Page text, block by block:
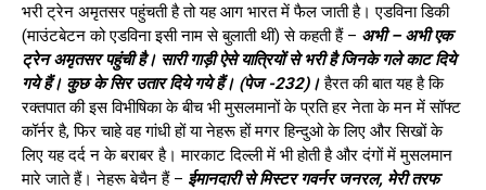
भरी ट्रेन अमृतसर पहुंचती है तो यह आग भारत में फैल जाती है। एडविना डिकी
(माउंटबेटन को एडविना इसी नाम से बुलाती थीं) से कहती हैं – अभी – अभी एक
ट्रेन अमृतसर पहुंची है। सारी गाड़ी ऐसे यात्रियों से भरी है जिनके गले काट दिये
गये हैं। कुछ के सिर उतार दिये गये हैं। (पेज -232)।हैरत की बात यह है कि
रक्तपात की इस विभीषिका के बीच भी मुसलमानों के प्रति हर नेता के मन में सॉफ्ट
कॉर्नर है, फिर चाहे वह गांधी हों या नेहरू हों मगर हिन्दुओ के लिए और सिखों के
लिए यह दर्द न के बराबर है। मारकाट दिल्ली में भी होती है और दंगों में मुसलमान
मारे जाते हैं। नेहरू बेचैन हैं – ईमानदारी से मिस्टर गवर्नर जनरल, मेरी तरफ